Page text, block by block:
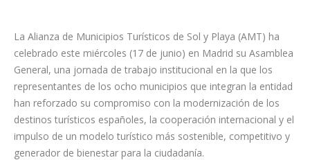
La Alianza de Municipios Turísticos de Sol y Playa (AMT) ha
celebrado este miércoles (17 de junio) en Madrid su Asamblea
General, una jornada de trabajo institucional en la que los
representantes de los ocho municipios que integran la entidad
han reforzado su compromiso con la modernización de los
destinos turísticos españoles, la cooperación internacional y el